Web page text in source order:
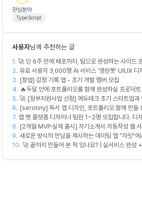
관심분야
TypeScript
사용자님께 추천하는 글
1. 🚀 단 6주 만에 배포까지, 팀으로 완성하는 사이드
젝트 [스위프 웹 15기] 🚀
2. 유료 사용자 3,000명 AI 서비스 '영원봇' UIUX 디
팀원 모집
3. [창업] 감정 기록 앱 - 초기 개발 멤버 모집
4. 🔥두달 안에 포트폴리오를 함께 완성하실 프로덕트
자이너를 찾습니다!🔥
5. 🚀 [정부지원사업 선정] 에듀테크 초기 스타트업과
할 디자이너/기획자/마케터 크루 모집합니다!
6. [serotiny] 독서 앱 디자인, 포트폴리오 함께 만들
7. 앱 펫 플랫폼 디자이너 팀원 1~2명 모집합니다. 디
범위는 한분씩 아바타 디자인,앱 디자인 맡습니다
둘다 하셔도 합니다!
8. [2개월 MVP·실제 출시] 자기소개서 자동작성 웹
디자이너·프론트엔드·백엔드·AI 엔지니어 모집
9. 새로운 방식의 만남을 제시하는 데이팅 앱 "자밋"에
발자를 모십니다.
10. 🚀 끝까지 만들어 본 적 있나요? | 실서비스 완성